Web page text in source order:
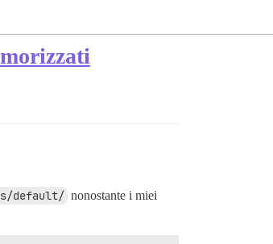
default/ nonostante i miei